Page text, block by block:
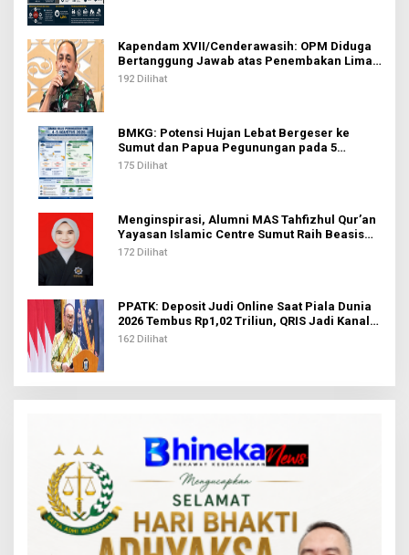
Kapendam XVII/Cenderawasih: OPM Diduga
Bertanggung Jawab atas Penembakan Lima
Pekerja di Tolikara
192 Dilihat
BMKG: Potensi Hujan Lebat Bergeser ke
Sumut dan Papua Pegunungan pada 5
Agustus
175 Dilihat
Menginspirasi, Alumni MAS Tahfizhul Qur’an
Yayasan Islamic Centre Sumut Raih Beasiswa
BIB Kemenag
172 Dilihat
PPATK: Deposit Judi Online Saat Piala Dunia
2026 Tembus Rp1,02 Triliun, QRIS Jadi Kanal
Terbanyak
162 Dilihat